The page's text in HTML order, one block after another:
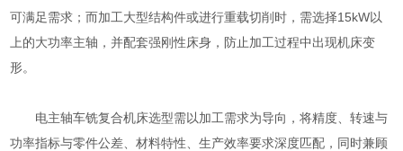
可满足需求；而加工大型结构件或进行重载切削时，需选择15kW以
上的大功率主轴，并配套强刚性床身，防止加工过程中出现机床变
形。
电主轴车铣复合机床选型需以加工需求为导向，将精度、转速与
功率指标与零件公差、材料特性、生产效率要求深度匹配，同时兼顾